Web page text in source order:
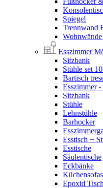
Spiegel
Trennwand
Esszimmer
Sitzbank
Stühle set
Bartisch
Esszimmer
Sitzbank
Stühle
Lehnstühle
Barhocker
Esstisch +
Esstische
Säulentische
Eckbänke
Küchensofas
Epoxid